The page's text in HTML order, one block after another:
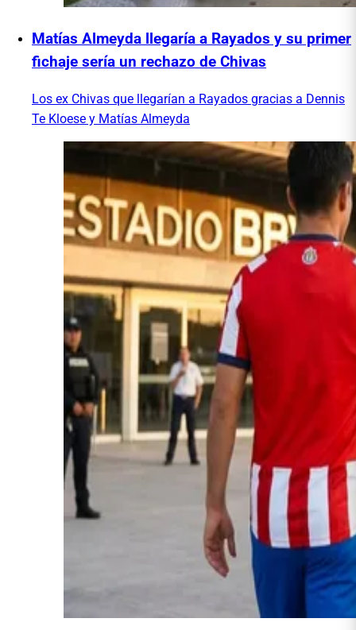
Matías Almeyda llegaría a Rayados y su primer
fichaje sería un rechazo de Chivas
Los ex Chivas que llegarían a Rayados gracias a Dennis
Te Kloese y Matías Almeyda